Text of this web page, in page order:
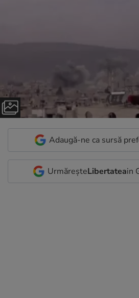
Adaugă-ne ca sursă
UrmăreșteLibertateain